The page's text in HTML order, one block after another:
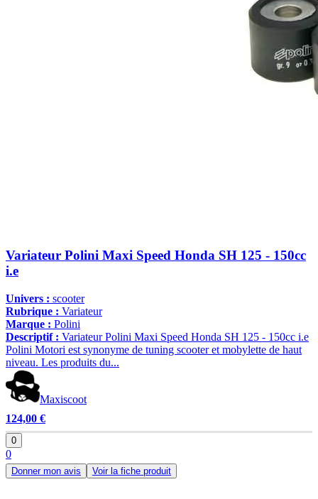
Variateur Polini Maxi Speed Honda SH 125 - 150cc
i.e
Univers : scooter
Rubrique : Variateur
Marque : Polini
Descriptif : Variateur Polini Maxi Speed Honda SH 125 - 150cc i.e
Polini Motori est synonyme de tuning scooter et mobylette de haut
niveau. Les produits du...
Maxiscoot
124,00 €
0
0
Donner mon avis Voir la fiche produit